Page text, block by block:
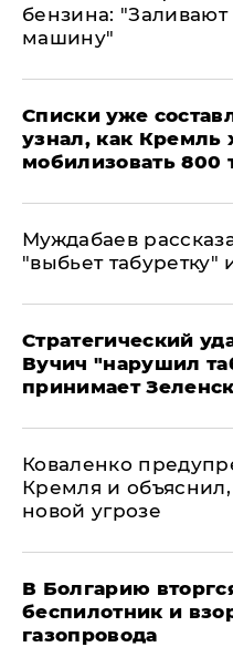
бензина:
машину"
Списки уже
узнал, как Кремль
мобилизовать 800
Муждабаев
"выбьет табуретку"
Стратегический
Вучич "нарушил
принимает
Коваленко
Кремля и объяснил,
новой угрозе
В Болгарию
беспилотник и
газопровода